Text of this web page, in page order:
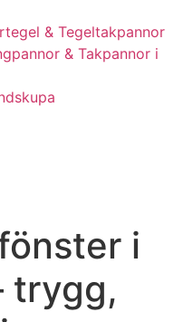
& Tegeltakpannor
& Takpannor i
i
trygg,